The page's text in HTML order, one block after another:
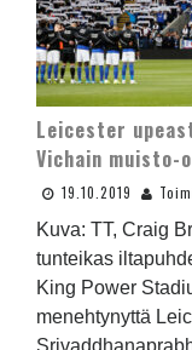
Leicester
Vichain muisto-
19.10.2019
Kuva: TT, Craig
tunteikas
King Power
menehtynyttä